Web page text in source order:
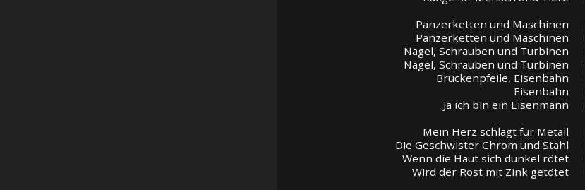
Panzerketten und Maschinen
Panzerketten und Maschinen
Nägel, Schrauben und Turbinen
Nägel, Schrauben und Turbinen
Brückenpfeile, Eisenbahn
Eisenbahn
Ja ich bin ein Eisenmann
Mein Herz schlägt für Metall
Die Geschwister Chrom und Stahl
Wenn die Haut sich dunkel rötet
Wird der Rost mit Zink getötet